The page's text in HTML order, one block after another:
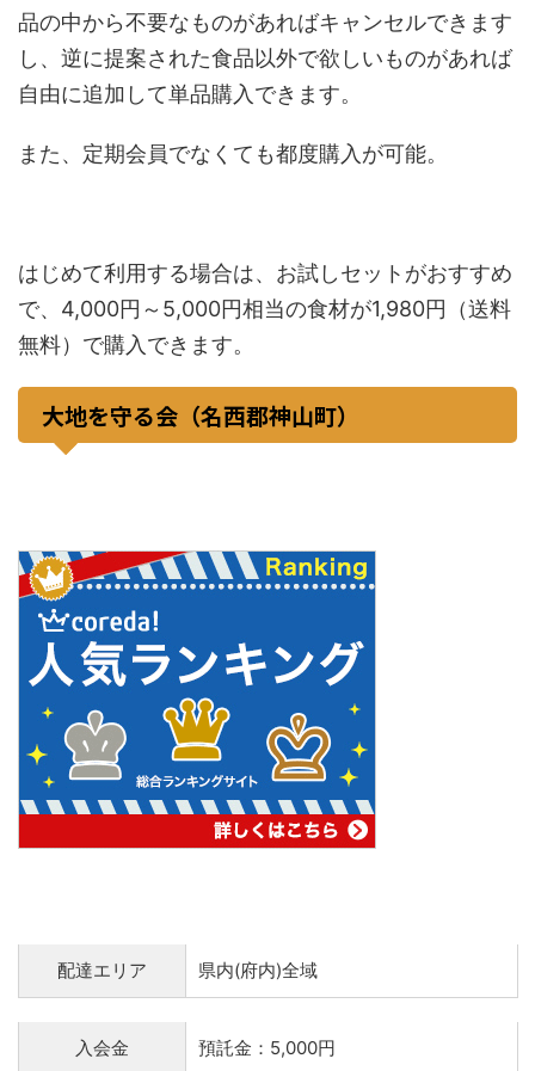
品の中から不要なものがあればキャンセルできます
し、逆に提案された食品以外で欲しいものがあれば
自由に追加して単品購入できます。
また、定期会員でなくても都度購入が可能。
はじめて利用する場合は、お試しセットがおすすめ
で、4,000円～5,000円相当の食材が1,980円（送料
無料）で購入できます。
大地を守る会（名西郡神山町）
配達エリア 県内(府内)全域
入会金 預託金：5,000円